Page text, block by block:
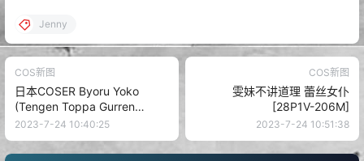
Jenny
COS新图
日本COSER Byoru Yoko
(Tengen Toppa Gurren
Lagann) [44P-135MB]
2023-7-24 10:40:25
COS新图
雯妹不讲道理 蕾丝女仆
[28P1V-206M]
2023-7-24 10:51:38